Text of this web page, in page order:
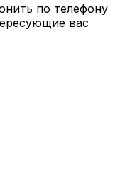
по телефону
вас